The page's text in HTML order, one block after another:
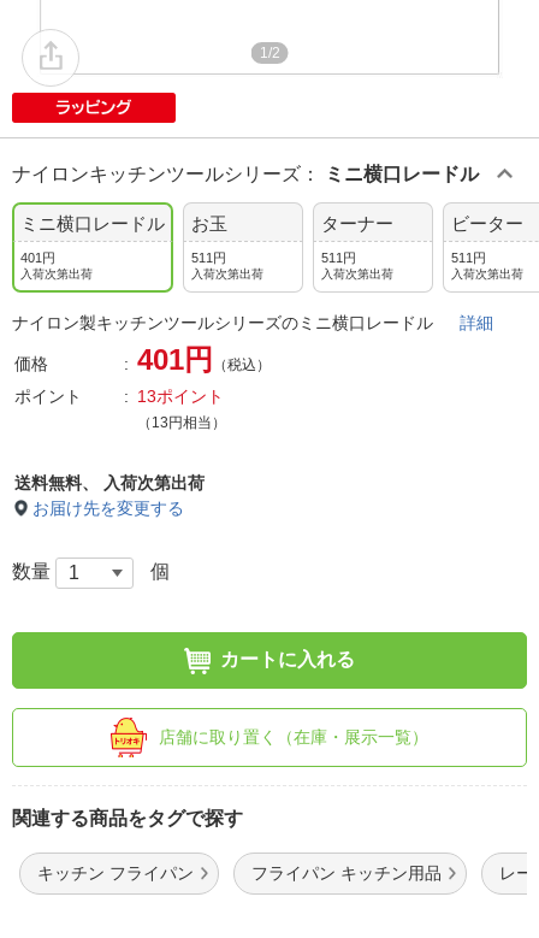
1/2
ナイロンキッチンツールシリーズ ： ミニ横口レードル
ミニ横口レードル
401円
入荷次第出荷
お玉
511円
入荷次第出荷
ターナー
511円
入荷次第出荷
ビーター
511円
入荷次第出荷
ナイロン製キッチンツールシリーズのミニ横口レードル 詳細
価格 401円 （税込）
ポイント 13ポイント
（13円相当）
送料無料、
入荷次第出荷
お届け先を変更する
数量 個
カートに入れる
店舗に取り置く（在庫・展示一覧）
関連する商品をタグで探す
キッチン フライパン フライパン キッチン用品 レー